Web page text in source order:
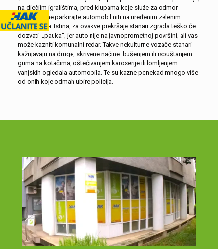
na dječjim igralištima, pred klupama koje služe za odmor
stanara, a ne parkirajte automobil niti na uređenim zelenim
površinama. Istina, za ovakve prekršaje stanari zgrada teško će
dozvati „pauka“, jer auto nije na javnoprometnoj površini, ali vas
može kazniti komunalni redar. Takve nekulturne vozače stanari
kažnjavaju na druge, skrivene načine: bušenjem ili ispuštanjem
guma na kotačima, oštećivanjem karoserije ili lomljenjem
vanjskih ogledala automobila. Te su kazne ponekad mnogo više
od onih koje odmah ubire policija.